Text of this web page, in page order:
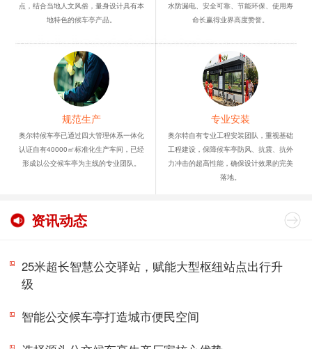
点，结合当地人文风俗，量身设计具有本
地特色的候车亭产品。
水防漏电、安全可靠、节能环保、使用寿
命长赢得业界高度赞誉。
规范生产
奥尔特候车亭已通过四大管理体系一体化
认证自有40000㎡标准化生产车间，已经
形成以公交候车亭为主线的专业团队。
专业安装
奥尔特自有专业工程安装团队，重视基础
工程建设，保障候车亭防风、抗震、抗外
力冲击的超高性能，确保设计效果的完美
落地。
资讯动态
25米超长智慧公交驿站，赋能大型枢纽站点出行升
级
智能公交候车亭打造城市便民空间